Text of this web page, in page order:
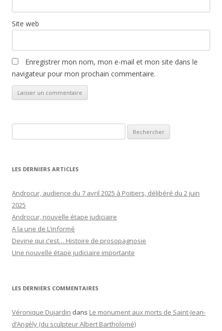
Site web
Enregistrer mon nom, mon e-mail et mon site dans le
navigateur pour mon prochain commentaire.
LES DERNIERS ARTICLES
Androcur, audience du 7 avril 2025 à Poitiers, délibéré du 2 juin
2025
Androcur, nouvelle étape judiciaire
A la une de L’informé
Devine qui c’est… Histoire de prosopagnosie
Une nouvelle étape judiciaire importante
LES DERNIERS COMMENTAIRES
Véronique Dujardin dans Le monument aux morts de Saint-Jean-
d’Angély (du sculpteur Albert Bartholomé)